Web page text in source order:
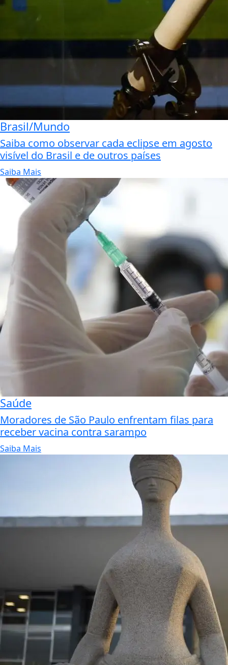
Brasil/Mundo
Saiba como observar cada eclipse em agosto
visível do Brasil e de outros países
Saiba Mais
Saúde
Moradores de São Paulo enfrentam filas para
receber vacina contra sarampo
Saiba Mais